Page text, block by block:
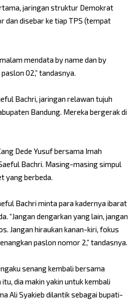
jaringan struktur Demokrat
dan disebar ke tiap TPS (tempat
mendata by name dan by
02,” tandasnya.
Bachri, jaringan relawan tujuh
Bandung. Mereka bergerak di
Dede Yusuf bersama Imah
Bachri. Masing-masing simpul
yang berbeda.
Bachri minta para kadernya ibarat
“Jangan dengarkan yang lain, jangan
Jangan hiraukan kanan-kiri, fokus
paslon nomor 2,” tandasnya.
senang kembali bersama
dia makin yakin untuk kembali
Ali Syakieb dilantik sebagai bupati-